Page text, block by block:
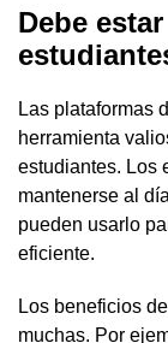
Debe
Las plataformas
herramienta
estudiantes. Los
mantenerse al
pueden usarlo
eficiente.
Los beneficios
muchas. Por